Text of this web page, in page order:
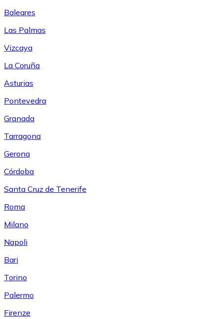
Baleares
Las Palmas
Vizcaya
La Coruña
Asturias
Pontevedra
Granada
Tarragona
Gerona
Córdoba
Santa Cruz de Tenerife
Roma
Milano
Napoli
Bari
Torino
Palermo
Firenze